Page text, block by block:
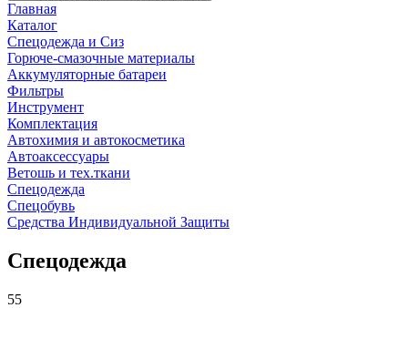
Главная
Каталог
Спецодежда и Сиз
Горюче-смазочные материалы
Аккумуляторные батареи
Фильтры
Инструмент
Комплектация
Автохимия и автокосметика
Автоаксессуары
Ветошь и тех.ткани
Спецодежда
Спецобувь
Средства Индивидуальной Защиты
Спецодежда
55